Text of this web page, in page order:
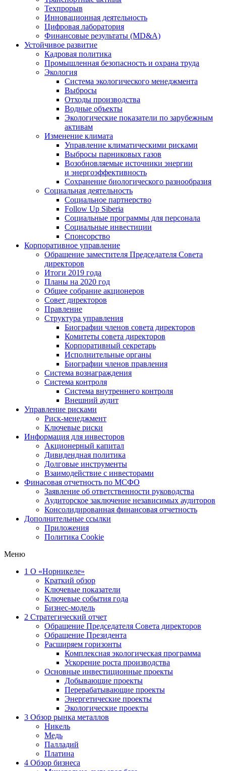
Техпрорыв
Инновационная деятельность
Цифровая лаборатория
Финансовые результаты (MD&A)
Устойчивое развитие
Кадровая политика
Промышленная безопасность и охрана труда
Экология
Система экологического менеджмента
Выбросы
Отходы производства
Водные объекты
Экологические показатели по зарубежным
активам
Изменение климата
Управление климатическими рисками
Выбросы парниковых газов
Возобновляемые источники энергии
и энергоэффективность
Сохранение биологического разнообразия
Социальная деятельность
Социальное партнерство
Follow Up Siberia
Социальные программы для персонала
Социальные инвестиции
Спонсорство
Корпоративное управление
Обращение заместителя Председателя Совета
директоров
Итоги 2019 года
Планы на 2020 год
Общее собрание акционеров
Совет директоров
Правление
Структура управления
Биографии членов совета директоров
Комитеты совета директоров
Корпоративный секретарь
Исполнительные органы
Биографии членов правления
Система вознаграждения
Система контроля
Система внутреннего контроля
Внешний аудит
Управление рисками
Риск-менеджмент
Ключевые риски
Информация для инвесторов
Акционерный капитал
Дивидендная политика
Долговые инструменты
Взаимодействие с инвеcторами
Финасовая отчетность по МСФО
Заявление об ответственности руководства
Аудиторское заключение независимых аудиторов
Консолидированная финансовая отчетность
Дополнительные ссылки
Приложения
Политика Cookie
Меню
1 О «Норникеле»
Краткий обзор
Ключевые показатели
Ключевые события года
Бизнес-модель
2 Стратегический отчет
Обращение Председателя Совета директоров
Обращение Президента
Расширяем горизонты
Комплексная экологическая программа
Ускорение роста производства
Основные инвестиционные проекты
Добывающие проекты
Перерабатывающие проекты
Энергетические проекты
Экологические проекты
3 Обзор рынка металлов
Никель
Медь
Палладий
Платина
4 Обзор бизнеса